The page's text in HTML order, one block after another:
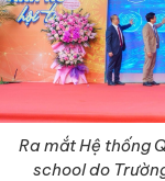
Ra mắtHệ thống
school do